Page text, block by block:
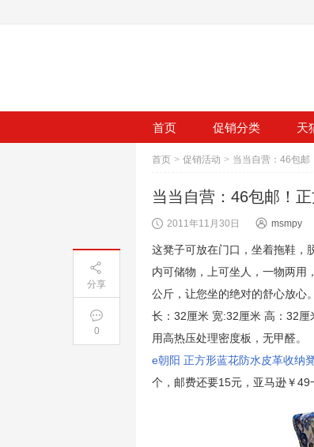
首页 促销分类 天
首页 > 促销活动 >
当当自营：46包邮！
2011年11月30日 msmpy
这凳子可放在门口，坐着拖鞋，
内可储物，上可坐人，一物两用
公斤，让您坐的绝对的舒心放心。
长：32厘米 宽:32厘米 高：32
用高热压处理密度板，无甲醛。
e朝阳 正方形蓝花防水皮革收纳
个，邮费还要15元，亚马逊￥49
分享
0